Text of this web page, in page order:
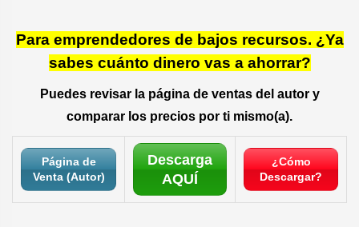
Para emprendedores de bajos recursos. ¿Ya
sabes cuánto dinero vas a ahorrar?
Puedes revisar la página de ventas del autor y
comparar los precios por ti mismo(a).
Página de
Venta (Autor)
Descarga
AQUÍ
¿Cómo
Descargar?